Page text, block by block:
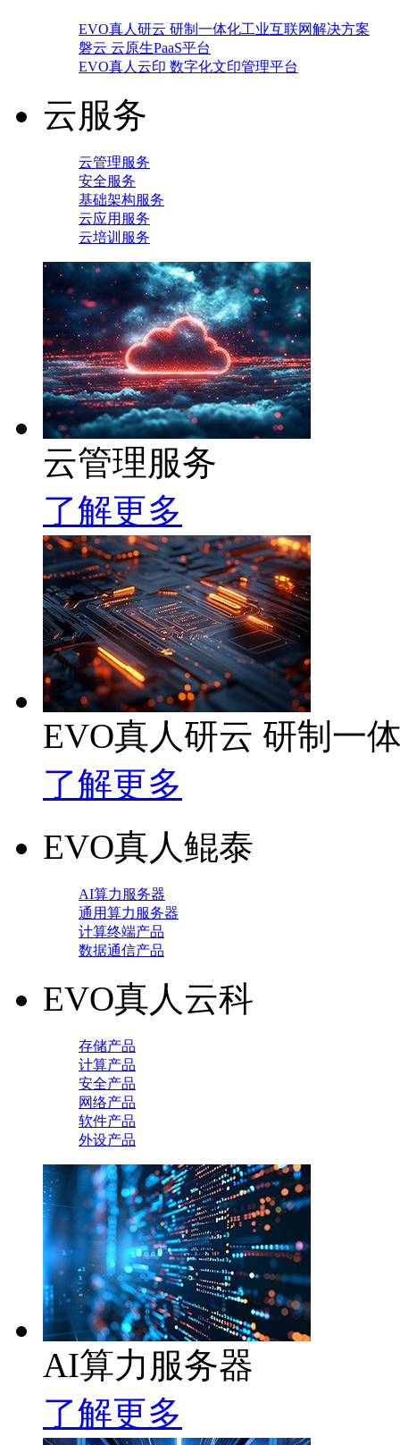
EVO真人研云 研制一体化工业互联网解决方案
磐云 云原生PaaS平台
EVO真人云印 数字化文印管理平台
云服务
云管理服务
安全服务
基础架构服务
云应用服务
云培训服务
云管理服务
了解更多
EVO真人研云 研制一
了解更多
EVO真人鲲泰
AI算力服务器
通用算力服务器
计算终端产品
数据通信产品
EVO真人云科
存储产品
计算产品
安全产品
网络产品
软件产品
外设产品
AI算力服务器
了解更多